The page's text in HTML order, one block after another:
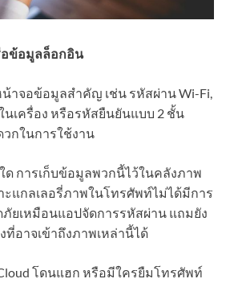
ข้อมูลล็อกอิน
จอข้อมูลสำคัญ เช่น รหัสผ่าน Wi-Fi,
เครื่อง หรือรหัสยืนยันแบบ 2 ชั้น
วกในการใช้งาน
ด การเก็บข้อมูลพวกนี้ไว้ในคลังภาพ
ะแกลเลอรี่ภาพในโทรศัพท์ไม่ได้มีการ
ยเหมือนแอปจัดการรหัสผ่าน แถมยัง
ที่อาจเข้าถึงภาพเหล่านี้ได้
โดนแฮก หรือมีใครยืมโทรศัพท์